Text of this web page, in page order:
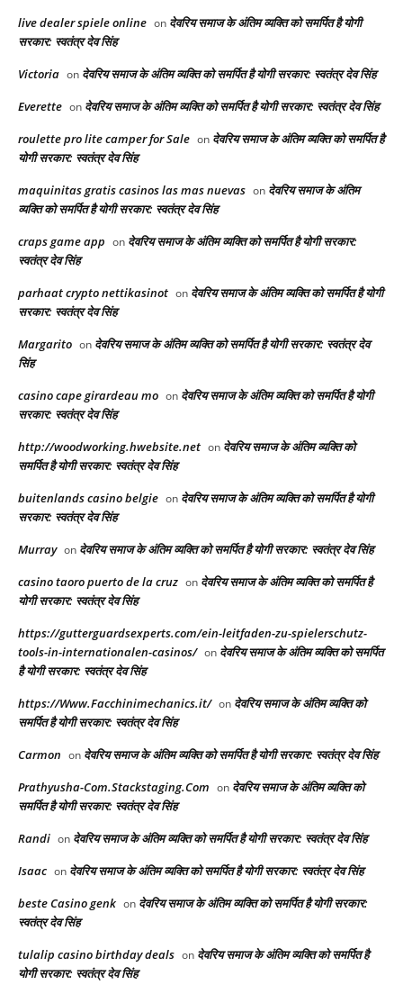
live dealer spiele online on देवरिय समाज के अंतिम व्यक्ति को समर्पित है योगी
सरकार: स्वतंत्र देव सिंह
Victoria on देवरिय समाज के अंतिम व्यक्ति को समर्पित है योगी सरकार: स्वतंत्र देव सिंह
Everette on देवरिय समाज के अंतिम व्यक्ति को समर्पित है योगी सरकार: स्वतंत्र देव सिंह
roulette pro lite camper for Sale on देवरिय समाज के अंतिम व्यक्ति को समर्पित है
योगी सरकार: स्वतंत्र देव सिंह
maquinitas gratis casinos las mas nuevas on देवरिय समाज के अंतिम
व्यक्ति को समर्पित है योगी सरकार: स्वतंत्र देव सिंह
craps game app on देवरिय समाज के अंतिम व्यक्ति को समर्पित है योगी सरकार:
स्वतंत्र देव सिंह
parhaat crypto nettikasinot on देवरिय समाज के अंतिम व्यक्ति को समर्पित है योगी
सरकार: स्वतंत्र देव सिंह
Margarito on देवरिय समाज के अंतिम व्यक्ति को समर्पित है योगी सरकार: स्वतंत्र देव
सिंह
casino cape girardeau mo on देवरिय समाज के अंतिम व्यक्ति को समर्पित है योगी
सरकार: स्वतंत्र देव सिंह
http://woodworking.hwebsite.net on देवरिय समाज के अंतिम व्यक्ति को
समर्पित है योगी सरकार: स्वतंत्र देव सिंह
buitenlands casino belgie on देवरिय समाज के अंतिम व्यक्ति को समर्पित है योगी
सरकार: स्वतंत्र देव सिंह
Murray on देवरिय समाज के अंतिम व्यक्ति को समर्पित है योगी सरकार: स्वतंत्र देव सिंह
casino taoro puerto de la cruz on देवरिय समाज के अंतिम व्यक्ति को समर्पित है
योगी सरकार: स्वतंत्र देव सिंह
https://gutterguardsexperts.com/ein-leitfaden-zu-spielerschutz-
tools-in-internationalen-casinos/ on देवरिय समाज के अंतिम व्यक्ति को समर्पित
है योगी सरकार: स्वतंत्र देव सिंह
https://Www.Facchinimechanics.it/ on देवरिय समाज के अंतिम व्यक्ति को
समर्पित है योगी सरकार: स्वतंत्र देव सिंह
Carmon on देवरिय समाज के अंतिम व्यक्ति को समर्पित है योगी सरकार: स्वतंत्र देव सिंह
Prathyusha-Com.Stackstaging.Com on देवरिय समाज के अंतिम व्यक्ति को
समर्पित है योगी सरकार: स्वतंत्र देव सिंह
Randi on देवरिय समाज के अंतिम व्यक्ति को समर्पित है योगी सरकार: स्वतंत्र देव सिंह
Isaac on देवरिय समाज के अंतिम व्यक्ति को समर्पित है योगी सरकार: स्वतंत्र देव सिंह
beste Casino genk on देवरिय समाज के अंतिम व्यक्ति को समर्पित है योगी सरकार:
स्वतंत्र देव सिंह
tulalip casino birthday deals on देवरिय समाज के अंतिम व्यक्ति को समर्पित है
योगी सरकार: स्वतंत्र देव सिंह